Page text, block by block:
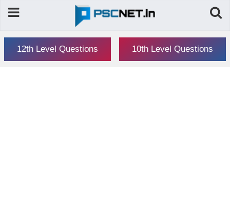
12th Level Questions 10th Level Questions